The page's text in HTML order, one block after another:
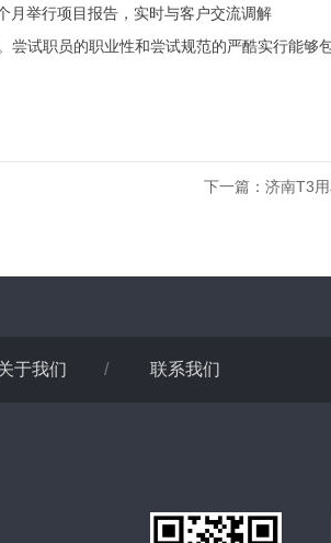
月举行项目报告，实时与客户交流调解
试职员的职业性和尝试规范的严酷实行能够
下一篇： 济南T3
于我们 / 联系我们